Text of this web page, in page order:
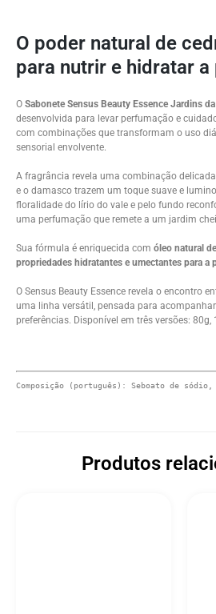
O poder natural de
para nutrir e hidratar a
O Sabonete Sensus Beauty Essence Jardins
desenvolvida para levar perfumação e
com combinações que transformam o uso
sensorial envolvente.
A fragrância revela uma combinação
e o damasco trazem um toque suave e
floralidade do lírio do vale e pelo fundo
uma perfumação que remete a um jardim
Sua fórmula é enriquecida com óleo natural
propriedades hidratantes e umectantes para a
O Sensus Beauty Essence revela o encontro
uma linha versátil, pensada para
preferências. Disponível em três versões: 80g,
Composição (português): Seboato de
Produtos